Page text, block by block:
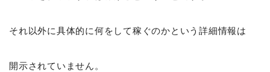
それ以外に具体的に何をして稼ぐのかという詳細情報は
開示されていません。